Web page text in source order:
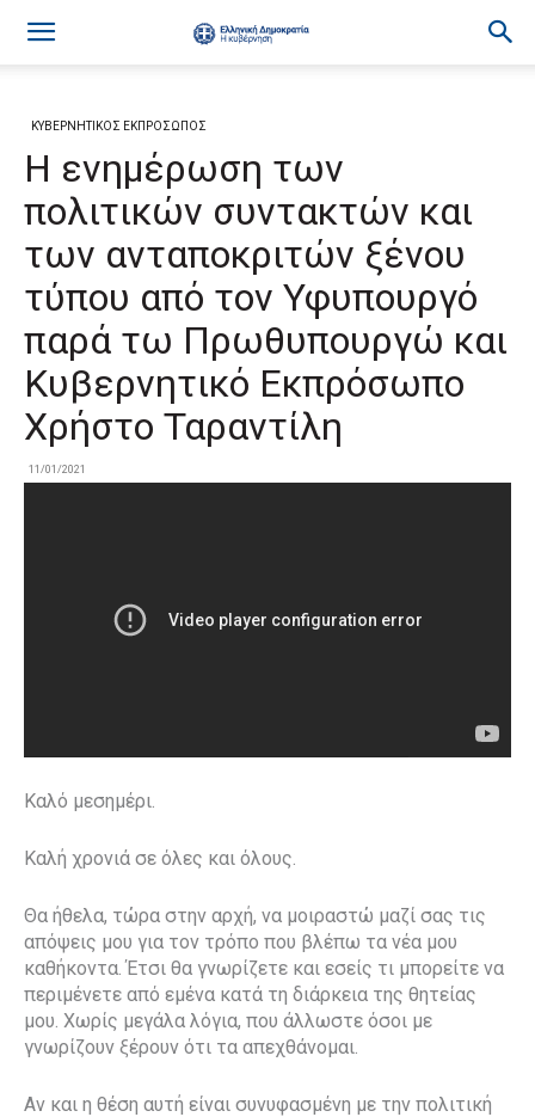
ΚΥΒΕΡΝΗΤΙΚΟΣ ΕΚΠΡΟΣΩΠΟΣ
H ενημέρωση των
πολιτικών συντακτών και
των ανταποκριτών ξένου
τύπου από τον Υφυπουργό
παρά τω Πρωθυπουργώ και
Κυβερνητικό Εκπρόσωπο
Χρήστο Ταραντίλη
11/01/2021
Καλό μεσημέρι.
Καλή χρονιά σε όλες και όλους.
Θα ήθελα, τώρα στην αρχή, να μοιραστώ μαζί σας τις
απόψεις μου για τον τρόπο που βλέπω τα νέα μου
καθήκοντα. Έτσι θα γνωρίζετε και εσείς τι μπορείτε να
περιμένετε από εμένα κατά τη διάρκεια της θητείας
μου. Χωρίς μεγάλα λόγια, που άλλωστε όσοι με
γνωρίζουν ξέρουν ότι τα απεχθάνομαι.
Αν και η θέση αυτή είναι συνυφασμένη με την πολιτική